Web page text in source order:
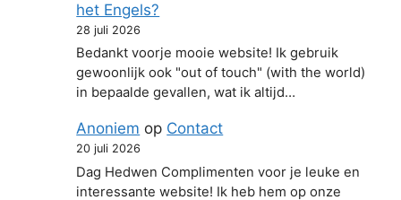
het Engels?
28 juli 2026
Bedankt voorje mooie website! Ik gebruik
gewoonlijk ook "out of touch" (with the world)
in bepaalde gevallen, wat ik altijd…
Anoniem op Contact
20 juli 2026
Dag Hedwen Complimenten voor je leuke en
interessante website! Ik heb hem op onze